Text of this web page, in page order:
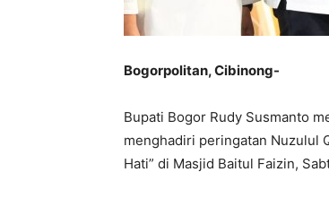
Bogorpolitan, Cibinong-
Bupati Bogor Rudy Susmanto
menghadiri peringatan Nuzulul
Hati” di Masjid Baitul Faizin,